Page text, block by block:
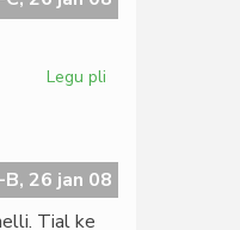
Legu pli
Jaro
26 jan 08
Tial ke